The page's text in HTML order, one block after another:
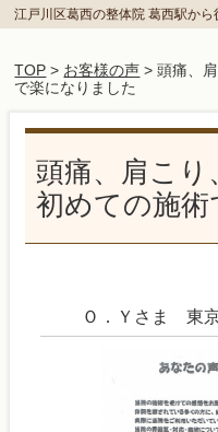
江戸川区葛西の整体院 葛西駅から
TOP > お客様の声 > 頭痛、
で楽になりました
頭痛、肩こ
初めての施
Ｏ．Ｙさま 東